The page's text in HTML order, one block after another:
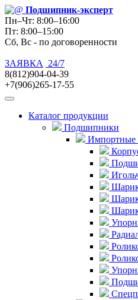
Подшипник-эксперт
Пн–Чт: 8:00–16:00
Пт: 8:00–15:00
Сб, Вс - по договоренности
ЗАЯВКА
24/7
8(812)904-04-39
+7(906)265-17-55
Каталог продукции
Подшипники
Импортные